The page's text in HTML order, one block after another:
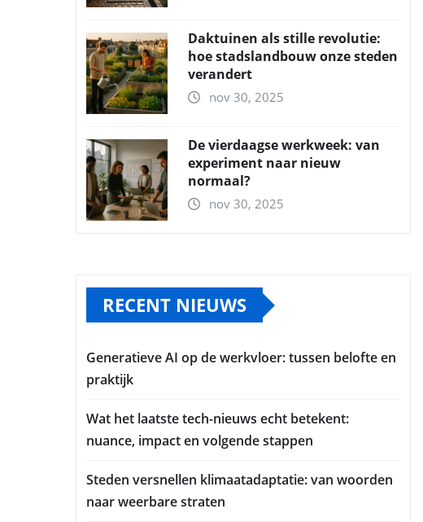
Daktuinen als stille revolutie:
hoe stadslandbouw onze steden
verandert
nov 30, 2025
De vierdaagse werkweek: van
experiment naar nieuw
normaal?
nov 30, 2025
RECENT NIEUWS
Generatieve AI op de werkvloer: tussen belofte en
praktijk
Wat het laatste tech-nieuws echt betekent:
nuance, impact en volgende stappen
Steden versnellen klimaatadaptatie: van woorden
naar weerbare straten